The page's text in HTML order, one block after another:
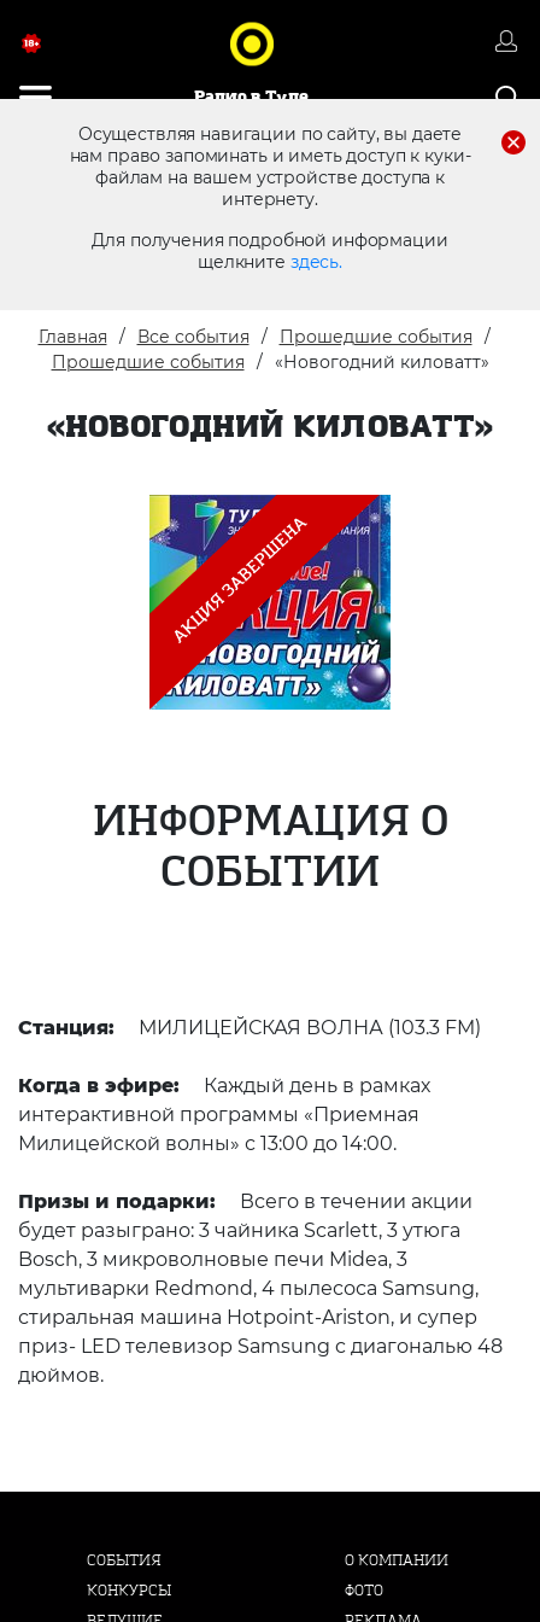
Радио в Туле
Осуществляя навигации по сайту, вы даете
нам право запоминать и иметь доступ к куки-
файлам на вашем устройстве доступа к
интернету.
Для получения подробной информации
щелкните здесь.
8 (4872) 250 470 Реклама в эфире
Главная Все события
Прошедшие события
Прошедшие события
«Новогодний киловатт»
«НОВОГОДНИЙ КИЛОВАТТ»
ИНФОРМАЦИЯ О
СОБЫТИИ
Станция: МИЛИЦЕЙСКАЯ ВОЛНА (103.3 FM)
Когда в эфире:
Каждый день в рамках
интерактивной программы «Приемная
Милицейской волны» с 13:00 до 14:00.
Призы и подарки:
Всего в течении акции
будет разыграно: 3 чайника Scarlett, 3 утюга
Bosch, 3 микроволновые печи Midea, 3
мультиварки Redmond, 4 пылесоса Samsung,
стиральная машина Hotpoint-Ariston, и супер
приз- LED телевизор Samsung c диагональю 48
дюймов.
СОБЫТИЯ
КОНКУРСЫ
О КОМПАНИИ
ФОТО